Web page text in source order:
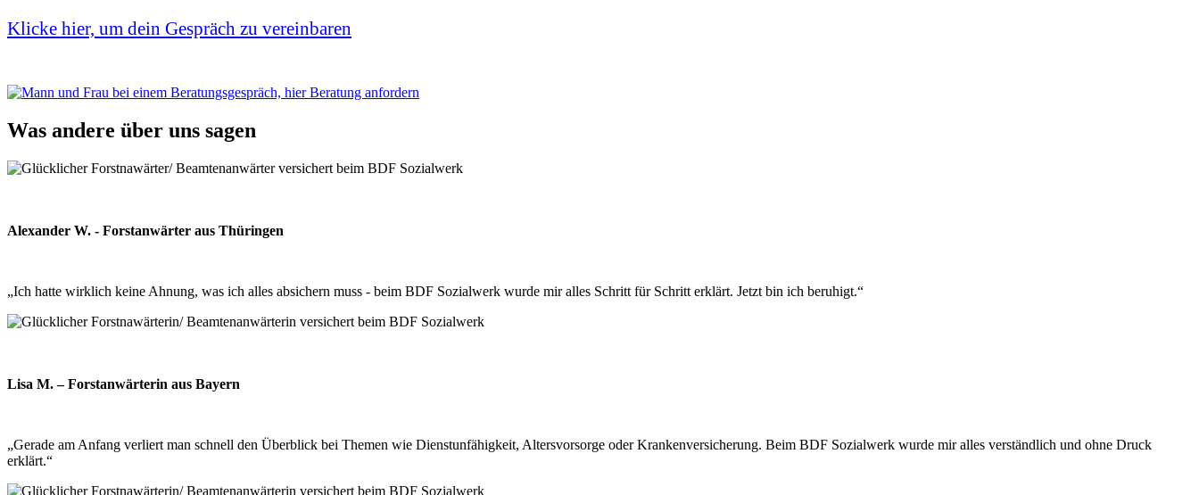
Klicke hier, um dein Gespräch zu vereinbaren
Was andere über uns sagen
Alexander W. - Forstanwärter aus Thüringen
„Ich hatte wirklich keine Ahnung, was ich alles absichern muss - beim BDF Sozialwerk wurde mir alles Schritt für Schritt erklärt. Jetzt bin ich beruhigt.“
Lisa M. – Forstanwärterin aus Bayern
„Gerade am Anfang verliert man schnell den Überblick bei Themen wie Dienstunfähigkeit, Altersvorsorge oder Krankenversicherung. Beim BDF Sozialwerk wurde mir alles verständlich und ohne Druck
erklärt.“